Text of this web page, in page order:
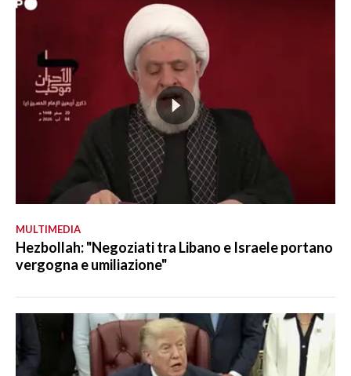
MULTIMEDIA
Hezbollah: "Negoziati tra Libano e Israele portano
vergogna e umiliazione"